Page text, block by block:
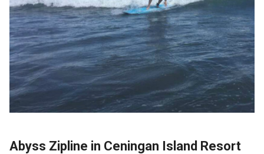
Abyss Zipline in Ceningan Island Resort